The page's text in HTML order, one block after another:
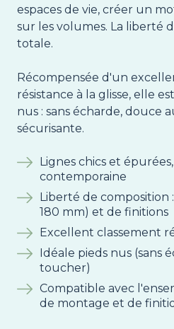
espaces de vie, créer un
sur les volumes. La liberté
totale.
Récompensée d'un
résistance à la glisse, elle
nus : sans écharde, douce
sécurisante.
Lignes chics et
contemporaine
Liberté de composition
180 mm) et de finitions
Excellent classement
Idéale pieds nus (sans
toucher)
Compatible avec
de montage et de